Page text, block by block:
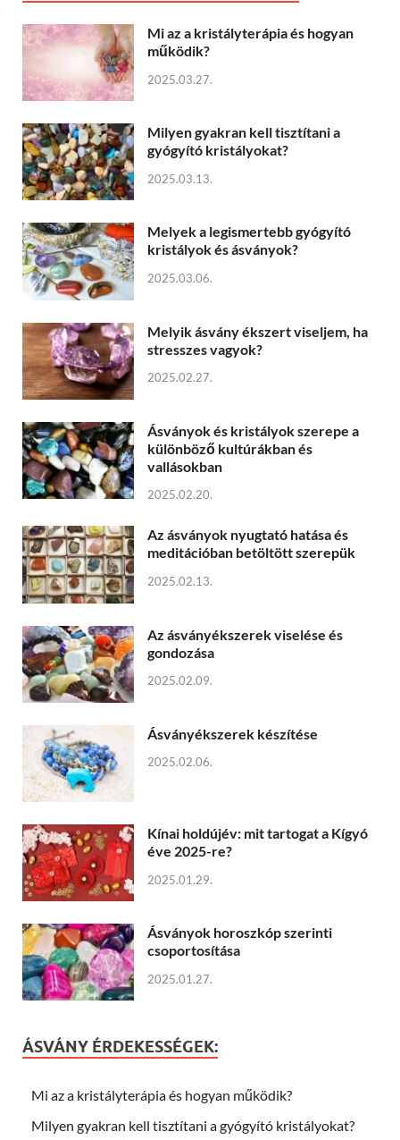
Mi az a kristályterápia és hogyan
működik?
2025.03.27.
Milyen gyakran kell tisztítani a
gyógyító kristályokat?
2025.03.13.
Melyek a legismertebb gyógyító
kristályok és ásványok?
2025.03.06.
Melyik ásvány ékszert viseljem, ha
stresszes vagyok?
2025.02.27.
Ásványok és kristályok szerepe a
különböző kultúrákban és
vallásokban
2025.02.20.
Az ásványok nyugtató hatása és
meditációban betöltött szerepük
2025.02.13.
Az ásványékszerek viselése és
gondozása
2025.02.09.
Ásványékszerek készítése
2025.02.06.
Kínai holdújév: mit tartogat a Kígyó
éve 2025-re?
2025.01.29.
Ásványok horoszkóp szerinti
csoportosítása
2025.01.27.
ÁSVÁNY ÉRDEKESSÉGEK:
Mi az a kristályterápia és hogyan működik?
Milyen gyakran kell tisztítani a gyógyító kristályokat?